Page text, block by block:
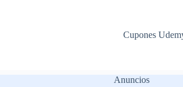
Cupones
Anuncios